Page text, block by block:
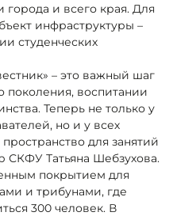
и всего края. Для
инфраструктуры –
студенческих
– это важный шаг
воспитании
Теперь не только у
но и у всех
для занятий
СКФУ Татьяна Шебзухова.
покрытием для
и трибунами, где
300 человек. В